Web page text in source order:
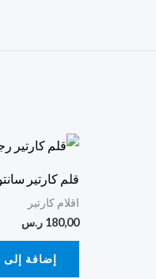
قلم كارتير
اقلام كارتير
180,00 ر.س
إضافة إلى